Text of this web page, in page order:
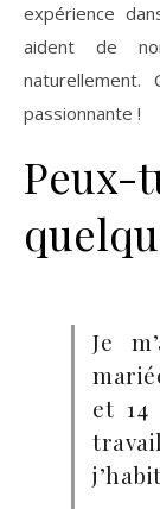
expérience
aident de
naturellement.
passionnante !
Peux-
Je
et